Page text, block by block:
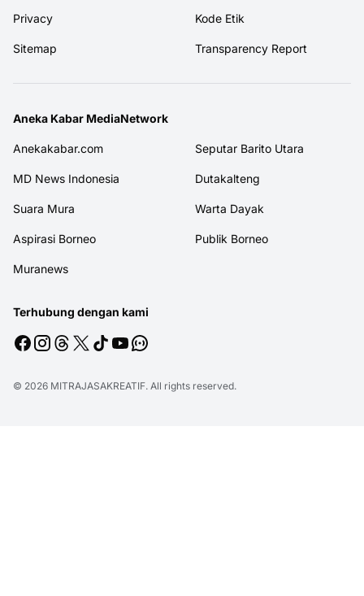
Privacy Kode Etik
Sitemap Transparency Report
Aneka Kabar MediaNetwork
Anekakabar.com Seputar Barito Utara
MD News Indonesia Dutakalteng
Suara Mura Warta Dayak
Aspirasi Borneo Publik Borneo
Muranews
Terhubung dengan kami
© 2026 MITRAJASAKREATIF. All rights reserved.